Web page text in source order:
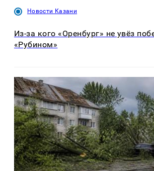
Новости Казани
Из-за кого «Оренбург» не увёз
«Рубином»